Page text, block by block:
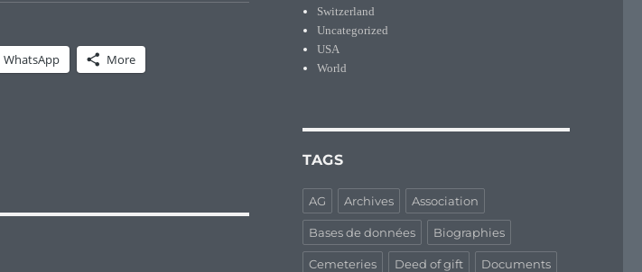
WhatsApp More
Switzerland
Uncategorized
USA
World
TAGS
AG Archives Association
Bases de données Biographies
Cemeteries Deed of gift Documents